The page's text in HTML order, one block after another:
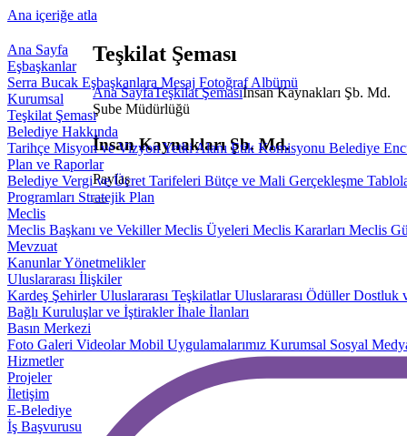
Ana içeriğe atla
Ana Sayfa
Eşbaşkanlar
Serra Bucak Eşbaşkanlara Mesaj Fotoğraf Albümü
Kurumsal
Teşkilat Şeması
Belediye Hakkında
Tarihçe Misyon ve VizyonYetki Alanı Etik Komisyonu Belediye
Plan ve Raporlar
Belediye Vergi ve Ücret Tarifeleri Bütçe ve Mali Gerçekleşme
Programları Stratejik Plan
Meclis
Meclis Başkanı ve Vekiller Meclis Üyeleri Meclis Kararları Meclis
Mevzuat
KanunlarYönetmelikler
Uluslararası İlişkiler
Kardeş Şehirler Uluslararası Teşkilatlar Uluslararası Ödüller Dostluk
Bağlı Kuruluşlar ve İştirakler İhale İlanları
Basın Merkezi
Foto Galeri Videolar Mobil Uygulamalarımız Kurumsal Sosyal
Hizmetler
Projeler
İletişim
E-Belediye
İş Başvurusu
Teşkilat Şeması
Ana SayfaTeşkilat Şemasıİnsan Kaynakları Şb. Md.
Şube Müdürlüğü
İnsan Kaynakları Şb. Md.
Paylaş